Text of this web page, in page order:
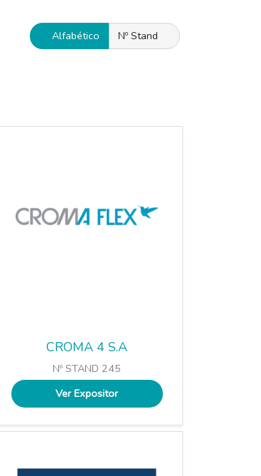
Alfabético Nº Stand
CROMA 4 S.A
Nº STAND 245
Ver Expositor